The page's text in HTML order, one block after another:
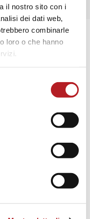
il nostro sito con i
dei dati web,
combinarle
loro o che hanno
Pantalla PG, Italia